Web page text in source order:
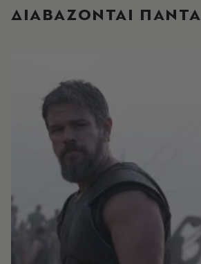
ΔΙΑΒΑΖΟΝΤΑΙ ΠΑΝΤΑ